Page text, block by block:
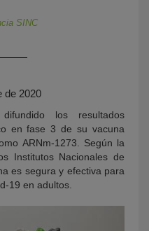
SINC
de 2020
los resultados
en fase 3 de su vacuna
ARNm-1273. Según la
Institutos Nacionales de
es segura y efectiva para
19 en adultos.